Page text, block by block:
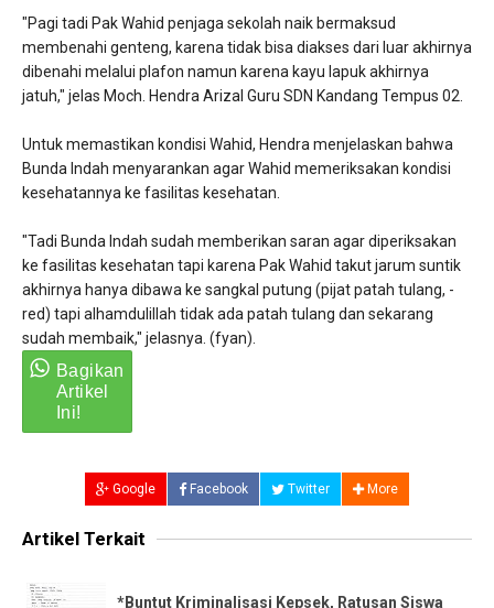
"Pagi tadi Pak Wahid penjaga sekolah naik bermaksud
membenahi genteng, karena tidak bisa diakses dari luar akhirnya
dibenahi melalui plafon namun karena kayu lapuk akhirnya
jatuh," jelas Moch. Hendra Arizal Guru SDN Kandang Tempus 02.
Untuk memastikan kondisi Wahid, Hendra menjelaskan bahwa
Bunda Indah menyarankan agar Wahid memeriksakan kondisi
kesehatannya ke fasilitas kesehatan.
"Tadi Bunda Indah sudah memberikan saran agar diperiksakan
ke fasilitas kesehatan tapi karena Pak Wahid takut jarum suntik
akhirnya hanya dibawa ke sangkal putung (pijat patah tulang, -
red) tapi alhamdulillah tidak ada patah tulang dan sekarang
sudah membaik," jelasnya. (fyan).
Google Facebook Twitter More
Artikel Terkait
*Buntut Kriminalisasi Kepsek, Ratusan Siswa